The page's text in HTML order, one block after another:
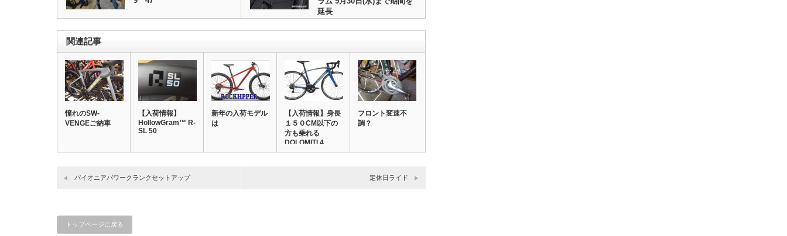
延長
関連記事
憧れのSW-
VENGEご納車
【入荷情報】
HollowGram™ R-
SL 50
新年の入荷モデル
は
【入荷情報】身長
１５０CM以下の
方も乗れる
DOLOMITI 4…
フロント変速不
調？
パイオニアパワークランクセットアップ 定休日ライド
トップページに戻る